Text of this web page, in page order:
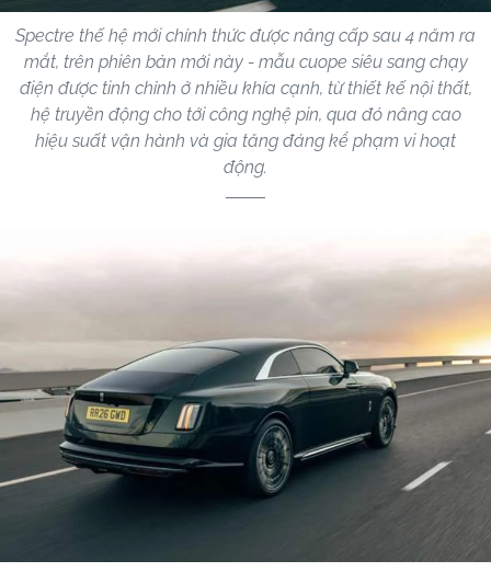
Spectre thế hệ mới chính thức được nâng cấp sau 4 năm ra
mắt, trên phiên bản mới này - mẫu cuope siêu sang chạy
điện được tinh chỉnh ở nhiều khía cạnh, từ thiết kế nội thất,
hệ truyền động cho tới công nghệ pin, qua đó nâng cao
hiệu suất vận hành và gia tăng đáng kể phạm vi hoạt
động.